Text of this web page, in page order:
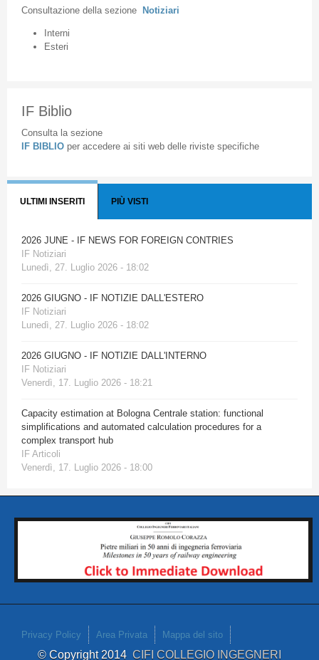
Consultazione della sezione Notiziari
Interni
Esteri
IF Biblio
Consulta la sezione
IF BIBLIO per accedere ai siti web delle riviste specifiche
ULTIMI INSERITI PIÙ VISTI
2026 JUNE - IF NEWS FOR FOREIGN CONTRIES
IF Notiziari
Lunedì, 27. Luglio 2026 - 18:02
2026 GIUGNO - IF NOTIZIE DALL'ESTERO
IF Notiziari
Lunedì, 27. Luglio 2026 - 18:02
2026 GIUGNO - IF NOTIZIE DALL'INTERNO
IF Notiziari
Venerdì, 17. Luglio 2026 - 18:21
Capacity estimation at Bologna Centrale station: functional
simplifications and automated calculation procedures for a
complex transport hub
IF Articoli
Venerdì, 17. Luglio 2026 - 18:00
Privacy Policy Area Privata Mappa del sito
© Copyright 2014 CIFI COLLEGIO INGEGNERI